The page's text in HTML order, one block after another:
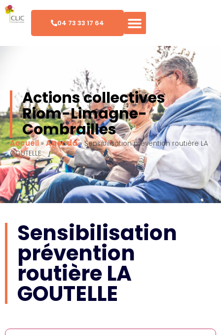
04 73 33 17 64
Actions collectives
Riom-Limagne-
Combrailles
Accueil»Agenda»Sensibilisation prévention routière LA
GOUTELLE
Sensibilisation
prévention
routière LA
GOUTELLE